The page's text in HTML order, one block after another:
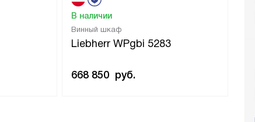
Винный шкаф
Liebherr WPgbi 5283
В наличии
668 850 руб.